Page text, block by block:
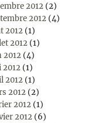
2012 (2)
2012 (4)
2012 (1)
2012 (1)
2012 (4)
2012 (1)
2012 (1)
2012 (2)
2012 (1)
2012 (6)